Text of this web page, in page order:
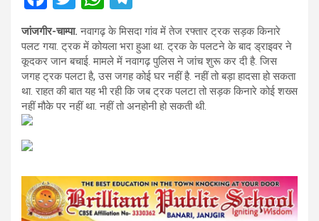
a
ce
b
o
o
wi
tt
er
h
at
s
A
p
el
e
gr
a
m
जांजगीर-चाम्पा.नवागढ़ के मिसदा गांव में तेज रफ्तार ट्रक सड़क किनारे
पलट गया. ट्रक में कोयला भरा हुआ था. ट्रक के पलटने के बाद ड्राइवर ने
कूदकर जान बचाई. मामले में नवागढ़ पुलिस ने जांच शुरू कर दी है. जिस
जगह ट्रक पलटा है, उस जगह कोई घर नहीं है. नहीं तो बड़ा हादसा हो सकता
था. राहत की बात यह भी रही कि जब ट्रक पलटा तो सड़क किनारे कोई शख्स
नहीं मौके पर नहीं था. नहीं तो अनहोनी हो सकती थी.